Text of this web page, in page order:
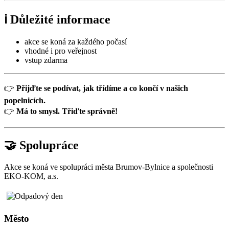
ℹ️ Důležité informace
akce se koná za každého počasí
vhodné i pro veřejnost
vstup zdarma
👉 Přijďte se podívat, jak třídíme a co končí v našich
popelnicích.
👉 Má to smysl. Třiďte správně!
🤝 Spolupráce
Akce se koná ve spolupráci města Brumov-Bylnice a společnosti
EKO-KOM, a.s.
Město